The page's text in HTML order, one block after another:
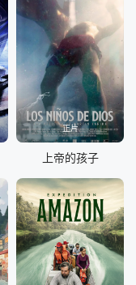
正片
上帝的孩子